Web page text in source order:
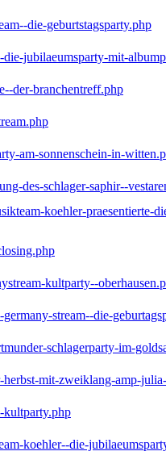
die-geburtstagsparty.php
jubilaeumsparty-mit-
der-branchentreff.php
am-sonnenschein-in-
des-schlager-saphir--
koehler-praesentierte-
kultparty--
stream--die-
schlagerparty-im-
herbst-mit-zweiklang-amp-
kultparty.php
koehler--die-